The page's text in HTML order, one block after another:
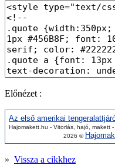
Előnézet :
Az első amerikai
Hajomakett.hu - Vitorlás, hajó,
2026 ©
» Vissza a cikkhez